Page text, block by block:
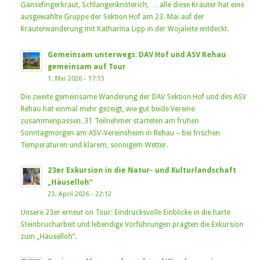
Gänsefingerkraut, Schlangenknöterich, … alle diese Kräuter hat eine
ausgewählte Gruppe der Sektion Hof am 23. Mai auf der
Kräuterwanderung mit Katharina Lipp in der Wojaleite entdeckt.
Gemeinsam unterwegs: DAV Hof und ASV Rehau
gemeinsam auf Tour
1. Mai 2026 - 17:13
Die zweite gemeinsame Wanderung der DAV Sektion Hof und des ASV
Rehau hat einmal mehr gezeigt, wie gut beide Vereine
zusammenpassen. 31 Teilnehmer starteten am frühen
Sonntagmorgen am ASV-Vereinsheim in Rehau – bei frischen
Temperaturen und klarem, sonnigem Wetter.
23er Exkursion in die Natur- und Kulturlandschaft
„Häuselloh“
23. April 2026 - 22:12
Unsere 23er erneut on Tour: Eindrucksvolle Einblicke in die harte
Steinbrucharbeit und lebendige Vorführungen prägten die Exkursion
zum „Häuselloh“.